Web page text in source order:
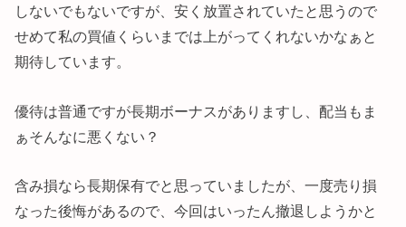
しないでもないですが、安く放置されていたと思うので
せめて私の買値くらいまでは上がってくれないかなぁと
期待しています。
優待は普通ですが長期ボーナスがありますし、配当もま
ぁそんなに悪くない？
含み損なら長期保有でと思っていましたが、一度売り損
なった後悔があるので、今回はいったん撤退しようかと